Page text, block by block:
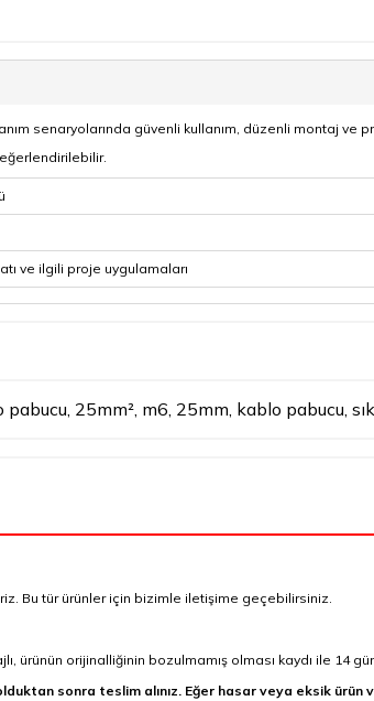
senaryolarında güvenli kullanım, düzenli montaj
ve ilgili proje uygulamaları
pabucu, 25mm², m6, 25mm, kablo pabucu,
Bu tür ürünler için bizimle iletişime geçebilirsiniz.
ürünün orijinalliğinin bozulmamış olması kaydı ile 14
sonra teslim alınız. Eğer hasar veya eksik